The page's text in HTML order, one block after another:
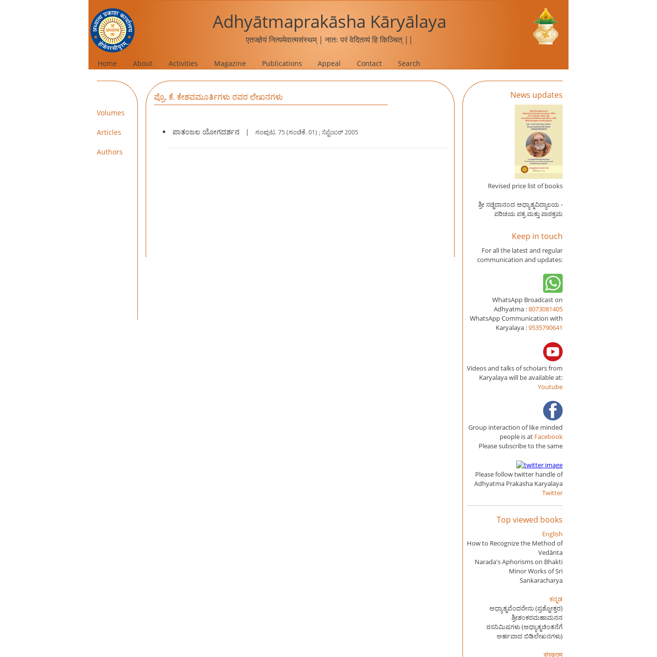
Adhyātmaprakāsha Kāryālaya
एतज्ज्ञेयं नित्यमेवात्मसंस्थम् | नातः परं वेदितव्यं हि किञ्चित् ||
Home About Activities Magazine Publications Appeal Contact Search
Volumes
Articles
Authors
ಪ್ರೊ. ಕೆ. ಕೇಶವಮೂರ್ತಿಗಳು ರವರ ಲೇಖನಗಳು
ಪಾತಂಜಲ ಯೋಗದರ್ಶನ | ಸಂಪುಟ.75 (ಸಂಚಿಕೆ.01) ; ಸೆಪ್ಟೆಂಬರ್ 2005
News updates
Revised price list of books
ಶ್ರೀ ಸಚ್ಚಿದಾನಂದ ಅಧ್ಯಾತ್ಮವಿದ್ಯಾಲಯ -
ಪರಿಚಯ ಪತ್ರ ಮತ್ತು ಪಾಠಕ್ರಮ
Keep in touch
For all the latest and regular
communication and updates:
WhatsApp Broadcast on
Adhyatma :8073081405
WhatsApp Communication with
Karyalaya :9535790641
Videos and talks of scholars from
Karyalaya will be available at:
Youtube
Group interaction of like minded
people is at Facebook
Please subscribe to the same
Please follow twitter handle of
Adhyatma Prakasha Karyalaya
Twitter
Top viewed books
English
How to Recognize the Method of
Vedānta
Narada's Aphorisms on Bhakti
Minor Works of Sri
Sankaracharya
ಕನ್ನಡ
ಅಧ್ಯಾತ್ಮವೆಂದರೇನು (ಪ್ರಶ್ನೋತ್ತರ)
ಶ್ರೀಶಂಕರಮಹಾಮನನ
ರಸನಿಮಿಷಗಳು (ಅಧ್ಯಾತ್ಮಚಿಂತನೆಗೆ
ಅರ್ಹವಾದ ಬಿಡಿಲೇಖನಗಳು)
संस्कृतम्